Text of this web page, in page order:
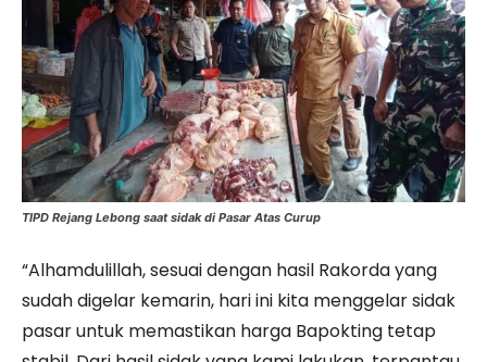
TIPD Rejang Lebong saat sidak di Pasar Atas Curup
“Alhamdulillah, sesuai dengan hasil Rakorda yang
sudah digelar kemarin, hari ini kita menggelar sidak
pasar untuk memastikan harga Bapokting tetap